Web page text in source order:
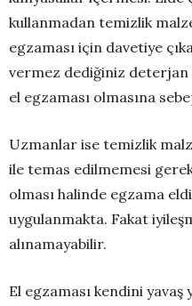
kullanmadan temizlik
egzaması için davetiye
vermez dediğiniz
el egzaması olmasına
Uzmanlar ise temizlik
ile temas edilmemesi
olması halinde egzama
uygulanmakta. Fakat
alınamayabilir.
El egzaması kendini